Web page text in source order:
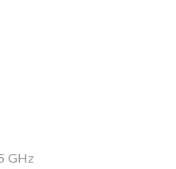
GHz